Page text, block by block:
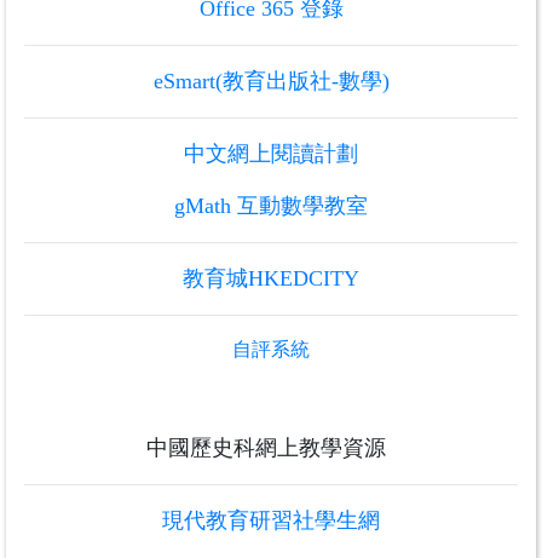
Office 365 登錄
eSmart(教育出版社-數學)
中文網上閱讀計劃
gMath 互動數學教室
教育城HKEDCITY
自評系統
中國歷史科網上教學資源
現代教育研習社學生網